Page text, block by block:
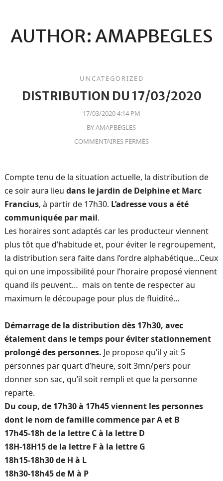
AUTHOR: AMAPBEGLES
UNCATEGORIZED
DISTRIBUTION DU 17/03/2020
17/03/2020 4:14 PM
BYAMAPBEGLES
COMMENTAIRES FERMÉS
Compte tenu de la situation actuelle, la distribution de
ce soir aura lieu dans le jardin de Delphine et Marc
Francius, à partir de 17h30. L’adresse vous a été
communiquée par mail.
Les horaires sont adaptés car les producteur viennent
plus tôt que d’habitude et, pour éviter le regroupement,
la distribution sera faite dans l’ordre alphabétique…Ceux
qui on une impossibilité pour l’horaire proposé viennent
quand ils peuvent… mais on tente de respecter au
maximum le découpage pour plus de fluidité…
Démarrage de la distribution dès 17h30, avec
étalement dans le temps pour éviter stationnement
prolongé des personnes. Je propose qu’il y ait 5
personnes par quart d’heure, soit 3mn/pers pour
donner son sac, qu’il soit rempli et que la personne
reparte.
Du coup, de 17h30 à 17h45 viennent les personnes
dont le nom de famille commence par A et B
17h45-18h de la lettre C à la lettre D
18H-18H15 de la lettre F à la lettre G
18h15-18h30 de H à L
18h30-18h45 de M à P